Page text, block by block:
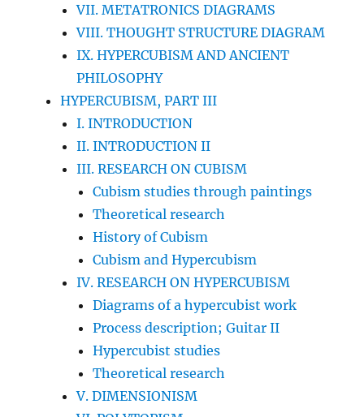
VII. METATRONICS DIAGRAMS
VIII. THOUGHT STRUCTURE DIAGRAM
IX. HYPERCUBISM AND ANCIENT
PHILOSOPHY
HYPERCUBISM, PART III
I. INTRODUCTION
II. INTRODUCTION II
III. RESEARCH ON CUBISM
Cubism studies through paintings
Theoretical research
History of Cubism
Cubism and Hypercubism
IV. RESEARCH ON HYPERCUBISM
Diagrams of a hypercubist work
Process description; Guitar II
Hypercubist studies
Theoretical research
V. DIMENSIONISM